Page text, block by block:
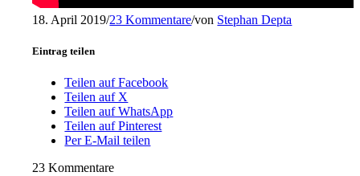
18. April 2019/23 Kommentare/von Stephan Depta
Eintrag teilen
Teilen auf Facebook
Teilen auf X
Teilen auf WhatsApp
Teilen auf Pinterest
Per E-Mail teilen
23 Kommentare